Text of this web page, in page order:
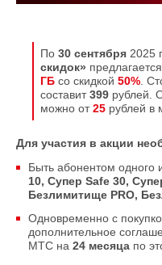
По 30 сентября 2025
скидок»
ГБ со скидкой 50%.
составит399 рублей.
можно от25 рублей в
Для участия в акции
Быть абонентом одного
10, Супер Safe 30,
Безлимитище PRO,
Одновременно с
дополнительное
МТС на 24 месяца по